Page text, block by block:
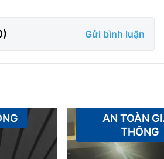
) Gửi bình luận
AN TOÀN
THÔNG